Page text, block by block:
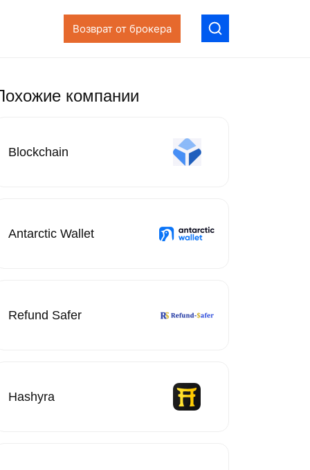
Возврат от брокера
компании
Blockchain
Antarctic Wallet
Refund Safer
Hashyra